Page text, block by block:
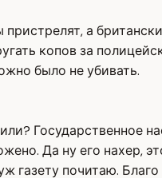
а
копов за
было не убивать.
Государственное
Да ну его нахер,
газету почитаю.